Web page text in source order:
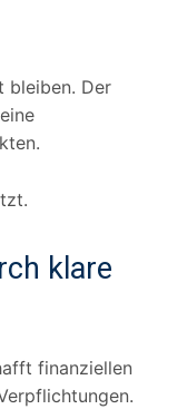
bleiben. Der
klare
finanziellen